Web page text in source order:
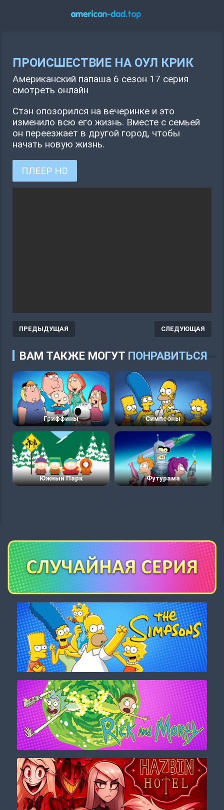
ПРОИСШЕСТВИЕ НА ОУЛ КРИК
Американский папаша 6 сезон 17 серия
смотреть онлайн
Стэн опозорился на вечеринке и это
изменило всю его жизнь. Вместе с семьей
он переезжает в другой город, чтобы
начать новую жизнь.
ПЛЕЕР HD
ПРЕДЫДУЩАЯ СЛЕДУЮЩАЯ
ВАМ ТАКЖЕ МОГУТ ПОНРАВИТЬСЯ
Гриффины Симпсоны
Южный Парк Футурама